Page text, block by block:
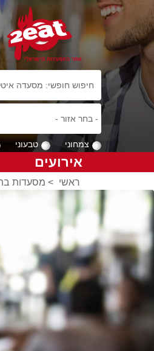
צמחוני טבעוני
אירועים
ראשי > מסעדות